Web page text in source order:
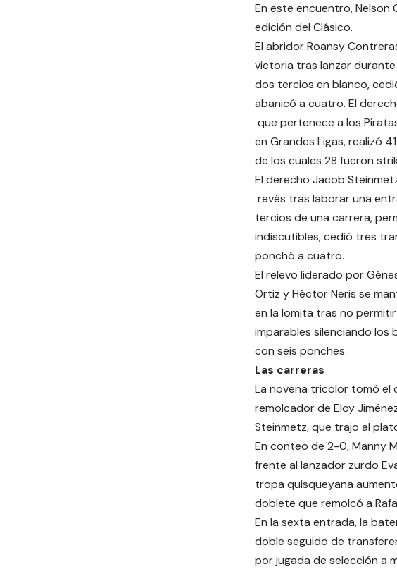
En este encuentro, Nelson
edición del Clásico.
El abridor Roansy
victoria tras lanzar
dos tercios en blanco,
abanicó a cuatro. El
que pertenece a los
en Grandes Ligas, realizó
de los cuales 28 fueron
El derecho Jacob
revés tras laborar una
tercios de una carrera,
indiscutibles, cedió tres
ponchó a cuatro.
El relevo liderado por
Ortiz y Héctor Neris se
en la lomita tras no
imparables silenciando los
con seis ponches.
Las carreras
La novena tricolor tomó el
remolcador de Eloy
Steinmetz, que trajo al
En conteo de 2-0, Manny
frente al lanzador zurdo
tropa quisqueyana
doblete que remolcó a
En la sexta entrada, la
doble seguido de
por jugada de selección a